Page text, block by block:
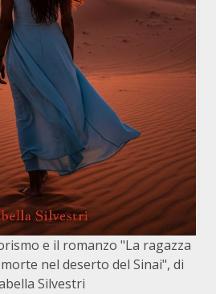
e il romanzo "La ragazza
nel deserto del Sinai", di
Silvestri